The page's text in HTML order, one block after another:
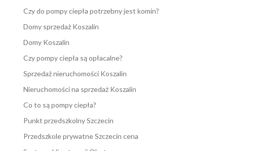
Czy do pompy ciepła potrzebny jest komin?
Domy sprzedaż Koszalin
Domy Koszalin
Czy pompy ciepła są opłacalne?
Sprzedaż nieruchomości Koszalin
Nieruchomości na sprzedaż Koszalin
Co to są pompy ciepła?
Punkt przedszkolny Szczecin
Przedszkole prywatne Szczecin cena